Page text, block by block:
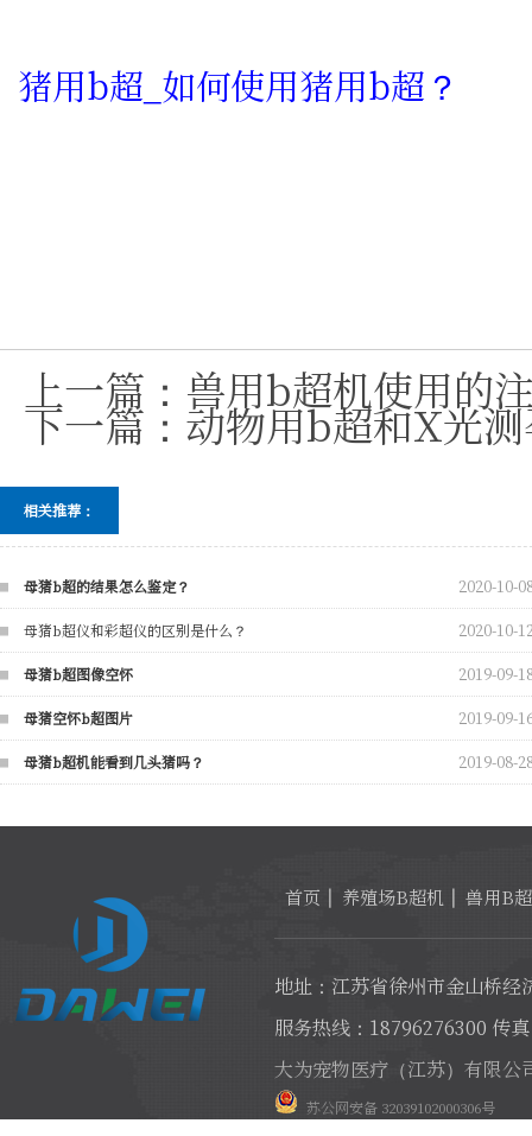
猪用b超_如何使用猪用b超？
上一篇： 兽用b超机使用的
下一篇： 动物用b超和X光
相关推荐：
母猪b超的结果怎么鉴定？ 2020-10-
母猪b超仪和彩超仪的区别是什么？ 2020-10-
母猪b超图像空怀 2019-09-
母猪空怀b超图片 2019-09-
母猪b超机能看到几头猪吗？ 2019-08-
首页 养殖场B超机 兽用B
地址：江苏省徐州市金山桥经
服务热线：18796276300 传
大为宠物医疗（江苏）有限公
苏公网安备 32039102000306号